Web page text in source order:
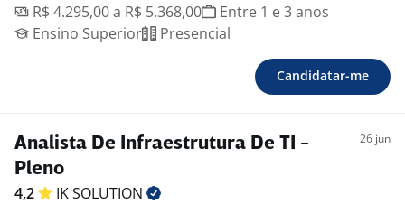
R$ 4.295,00 a R$ 5.368,00
Entre 1 e 3 anos
Ensino Superior
Presencial
Candidatar-me
Analista De Infraestrutura De TI -
Pleno
26 jun
4,2 IKSOLUTION